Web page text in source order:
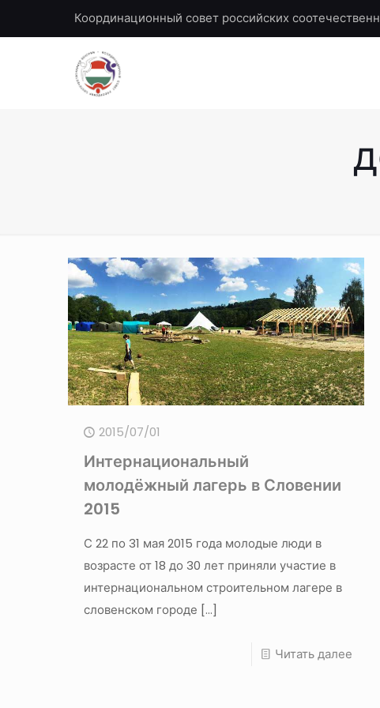
Координационный совет российских
2015/07/01
Интернациональный
молодёжный лагерь в Словении
2015
С 22 по 31 мая 2015 года молодые люди в
возрасте от 18 до 30 лет приняли участие в
интернациональном строительном лагере в
словенском городе […]
Читать далее